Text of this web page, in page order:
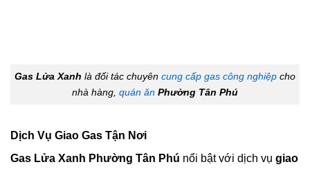
Gas Lửa Xanh là đối tác chuyên cung cấp gas công nghiệp cho
nhà hàng, quán ăn Phường Tân Phú
Dịch Vụ Giao Gas Tận Nơi
Gas Lửa Xanh Phường Tân Phú nổi bật với dịch vụ giao